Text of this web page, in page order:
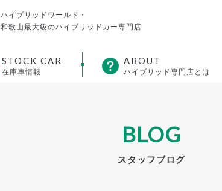
ハイブリッドワールド・
和歌山最大級のハイブリッドカー専門店
STOCK CAR
在庫車情報
ABOUT
ハイブリッド専門店とは
BLOG
スタッフブログ